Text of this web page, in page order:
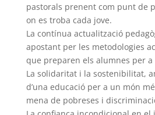
pastorals prenent com punt de
on es troba cada jove.
La contínua actualització
apostant per les metodologies
que preparen els alumnes per a
La solidaritat i la sostenibilitat,
d’una educació per a un món
mena de pobreses i